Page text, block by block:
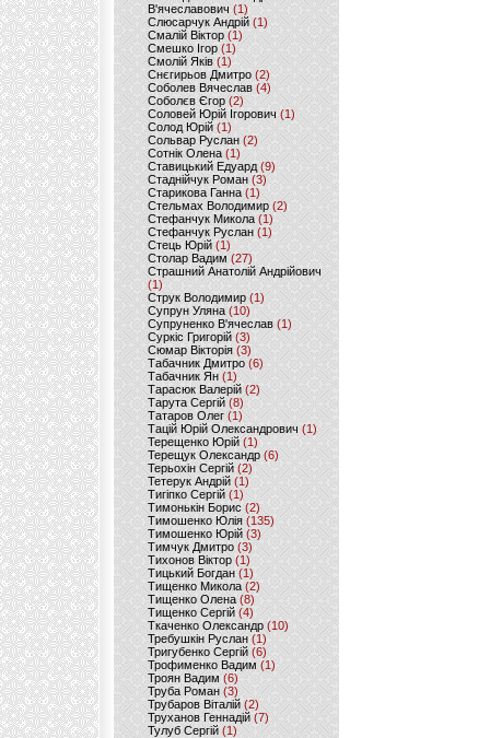
В'ячеславович(1)
Слюсарчук Андрій(1)
Смалій Віктор (1)
Смешко Ігор (1)
Смолій Яків (1)
Снєгирьов Дмитро (2)
Соболев Вячеслав (4)
Соболєв Єгор(2)
Соловей Юрій Ігорович (1)
Солод Юрій (1)
Сольвар Руслан (2)
Сотнік Олена(1)
Ставицький Едуард (9)
Стаднійчук Роман(3)
Старикова Ганна (1)
Стельмах Володимир(2)
Стефанчук Микола (1)
Стефанчук Руслан (1)
Стець Юрій (1)
Столар Вадим(27)
Страшний Анатолій Андрійович
(1)
Струк Володимир (1)
Супрун Уляна (10)
Супруненко В'ячеслав (1)
Суркіс Григорій (3)
Сюмар Вікторія (3)
Табачник Дмитро (6)
Табачник Ян(1)
Тарасюк Валерій (2)
Тарута Сергій (8)
Татаров Олег(1)
Тацій Юрій Олександрович(1)
Терещенко Юрій(1)
Терещук Олександр(6)
Терьохін Сергій (2)
Тетерук Андрій (1)
Тигіпко Сергій(1)
Тимонькін Борис (2)
Тимошенко Юлія (135)
Тимошенко Юрій(3)
Тимчук Дмитро (3)
Тихонов Віктор (1)
Тицький Богдан (1)
Тищенко Микола (2)
Тищенко Олена (8)
Тищенко Сергій (4)
Ткаченко Олександр (10)
Требушкін Руслан (1)
Тригубенко Сергій(6)
Трофименко Вадим (1)
Троян Вадим (6)
Труба Роман(3)
Трубаров Віталій (2)
Труханов Геннадій (7)
Тулуб Сергій(1)